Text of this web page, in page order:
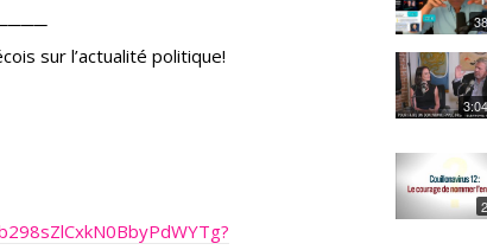
sur l’actualité politique!